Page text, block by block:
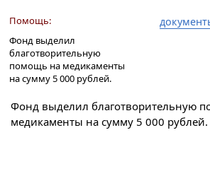
Помощь:
Фонд выделил
благотворительную
помощь на медикаменты
на сумму 5 000 рублей.
Фонд выделил благотворительную
медикаменты на сумму 5 000 рублей.